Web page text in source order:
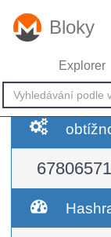
Bloky
Explorer